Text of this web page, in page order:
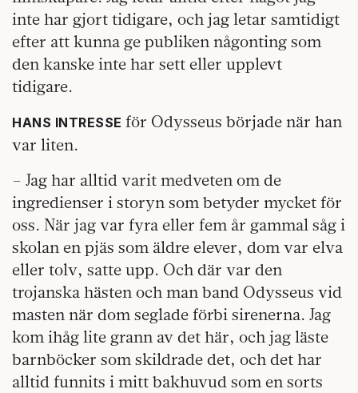
inte har gjort tidigare, och jag letar samtidigt
efter att kunna ge publiken någonting som
den kanske inte har sett eller upplevt
tidigare.
HANS INTRESSE för Odysseus började när han
var liten.
– Jag har alltid varit medveten om de
ingredienser i storyn som betyder mycket för
oss. När jag var fyra eller fem år gammal såg i
skolan en pjäs som äldre elever, dom var elva
eller tolv, satte upp. Och där var den
trojanska hästen och man band Odysseus vid
masten när dom seglade förbi sirenerna. Jag
kom ihåg lite grann av det här, och jag läste
barnböcker som skildrade det, och det har
alltid funnits i mitt bakhuvud som en sorts